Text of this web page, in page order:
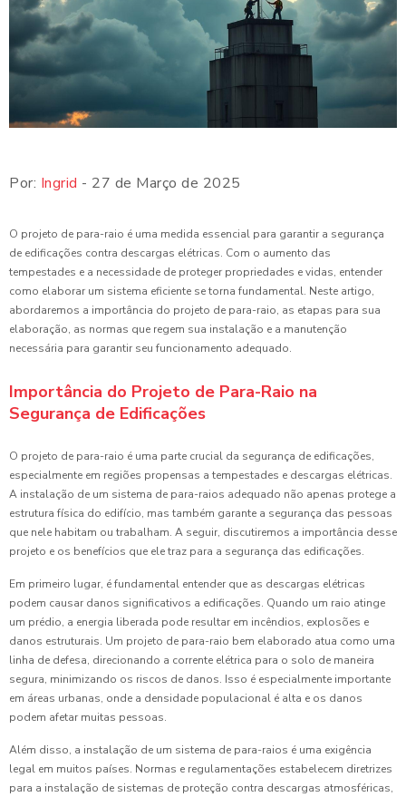
Por: Ingrid - 27 de Março de 2025
O projeto de para-raio é uma medida essencial para garantir a segurança
de edificações contra descargas elétricas. Com o aumento das
tempestades e a necessidade de proteger propriedades e vidas, entender
como elaborar um sistema eficiente se torna fundamental. Neste artigo,
abordaremos a importância do projeto de para-raio, as etapas para sua
elaboração, as normas que regem sua instalação e a manutenção
necessária para garantir seu funcionamento adequado.
Importância do Projeto de Para-Raio na
Segurança de Edificações
O projeto de para-raio é uma parte crucial da segurança de edificações,
especialmente em regiões propensas a tempestades e descargas elétricas.
A instalação de um sistema de para-raios adequado não apenas protege a
estrutura física do edifício, mas também garante a segurança das pessoas
que nele habitam ou trabalham. A seguir, discutiremos a importância desse
projeto e os benefícios que ele traz para a segurança das edificações.
Em primeiro lugar, é fundamental entender que as descargas elétricas
podem causar danos significativos a edificações. Quando um raio atinge
um prédio, a energia liberada pode resultar em incêndios, explosões e
danos estruturais. Um projeto de para-raio bem elaborado atua como uma
linha de defesa, direcionando a corrente elétrica para o solo de maneira
segura, minimizando os riscos de danos. Isso é especialmente importante
em áreas urbanas, onde a densidade populacional é alta e os danos
podem afetar muitas pessoas.
Além disso, a instalação de um sistema de para-raios é uma exigência
legal em muitos países. Normas e regulamentações estabelecem diretrizes
para a instalação de sistemas de proteção contra descargas atmosféricas,